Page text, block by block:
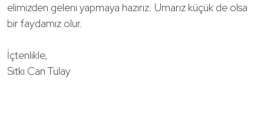
elimizden geleni yapmaya hazırız. Umarız küçük de olsa
bir faydamız olur.
İçtenlikle,
Sıtkı Can Tulay